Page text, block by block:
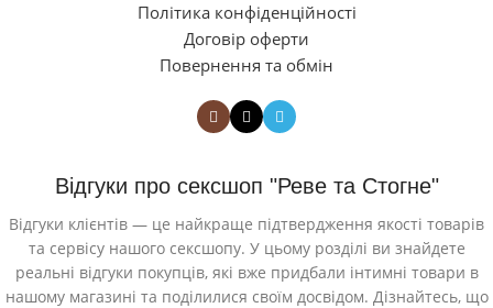
Політика конфіденційності
Договір оферти
Повернення та обмін
Відгуки про сексшоп "Реве та Стогне"
Відгуки клієнтів — це найкраще підтвердження якості товарів
та сервісу нашого сексшопу. У цьому розділі ви знайдете
реальні відгуки покупців, які вже придбали інтимні товари в
нашому магазині та поділилися своїм досвідом. Дізнайтесь, що